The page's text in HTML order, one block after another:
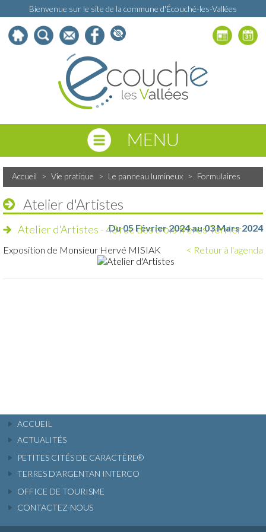
Bienvenue sur le site de la commune d'Écouché-les-Vallées
MENU
Accueil > Vie pratique > Le panneau lumineux > Formulaires
Atelier d'Artistes
Atelier d'Artistes - 43 rue des trois frères Terrier
Du 05 Février 2024 au 03 Mars 2024
< Retour à l'agenda
Exposition de Monsieur Hervé MISIAK
ACCUEIL
ACTUALITÉS
PETITES CITÉS DE CARACTÈRE®
TERRES D'ARGENTAN INTERCO
OFFICE DE TOURISME
CONTACTEZ-NOUS